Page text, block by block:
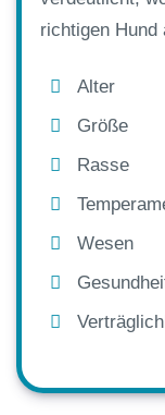
richtigen Hund
Alter
Größe
Rasse
Wesen